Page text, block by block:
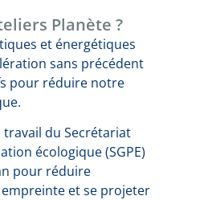
Planète ?
et énergétiques
sans précédent
pour réduire notre
travail du Secrétariat
écologique (SGPE)
pour réduire
et se projeter